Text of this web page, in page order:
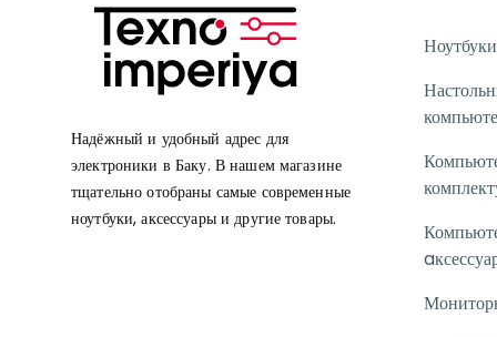
Надёжный и удобный адрес для
электроники в Баку. В нашем магазине
тщательно отобраны самые современные
ноутбуки, аксессуары и другие товары.
Ноутбуки